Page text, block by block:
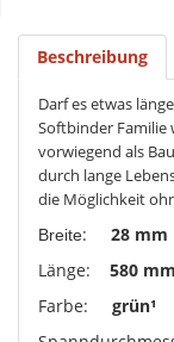
Beschreibung
Darf es etwas
Softbinder Familie
vorwiegend als
durch lange
die Möglichkeit
Breite: 28 mm
Länge: 580 mm
Farbe: grün¹